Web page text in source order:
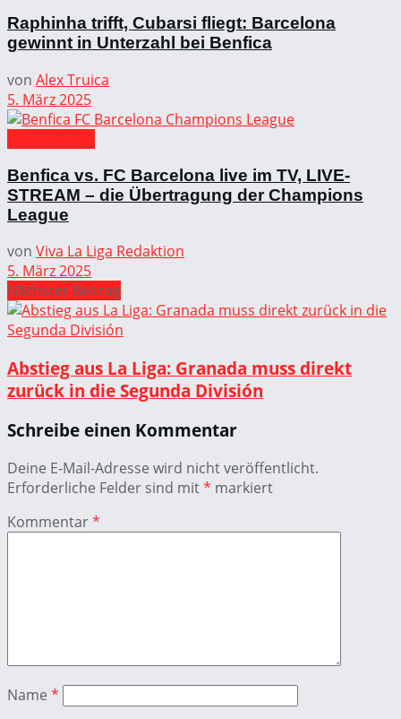
Raphinha trifft, Cubarsi fliegt: Barcelona
gewinnt in Unterzahl bei Benfica
von Alex Truica
5. März 2025
Benfica vs. FC Barcelona live im TV, LIVE-
STREAM – die Übertragung der Champions
League
von Viva La Liga Redaktion
5. März 2025
Nächster Beitrag
Abstieg aus La Liga: Granada muss direkt
zurück in die Segunda División
Schreibe einen Kommentar
Deine E-Mail-Adresse wird nicht veröffentlicht.
Erforderliche Felder sind mit* markiert
Kommentar*
Name *